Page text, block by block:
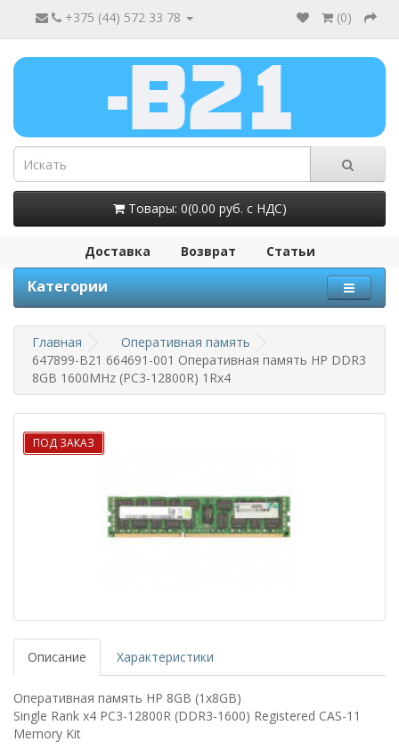
+375 (44) 572 33 78 (0)
Товары: 0(0.00 руб. с НДС)
Доставка Возврат Статьи
Категории
Главная
Оперативная память
647899-B21 664691-001 Оперативная память HP DDR3
8GB 1600MHz (PC3-12800R) 1Rx4
ПОД ЗАКАЗ
Описание Характеристики
Оперативная память HP 8GB (1x8GB)
Single Rank x4 PC3-12800R (DDR3-1600) Registered CAS-11
Memory Kit